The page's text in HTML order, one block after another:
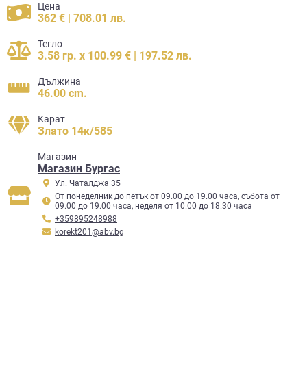
Цена
362 € | 708.01 лв.
Тегло
3.58 гр. x 100.99 € | 197.52 лв.
Дължина
46.00 cm.
Карат
Злато 14к/585
Mагазин
Магазин Бургас
Ул. Чаталджа 35
От понеделник до петък от 09.00 до 19.00 часа, събота от
09.00 до 19.00 часа, неделя от 10.00 до 18.30 часа
+359895248988
korekt201@abv.bg